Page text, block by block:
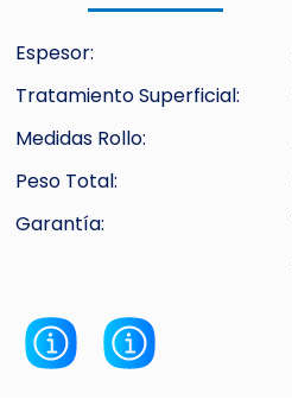
Espesor:
Tratamiento Superficial:
Medidas Rollo:
Peso Total:
Garantía: